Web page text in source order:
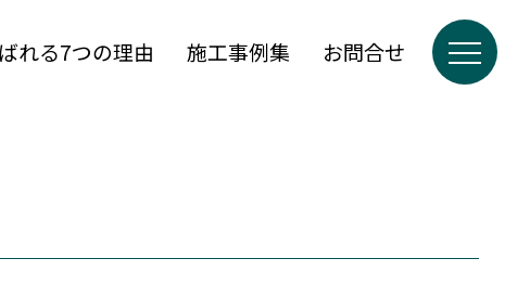
れる7つの理由 施工事例集 お問合せ